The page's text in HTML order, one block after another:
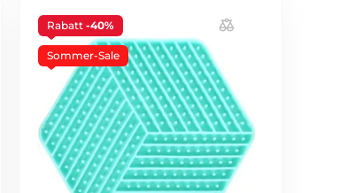
Rabatt-40%
Sommer-Sale